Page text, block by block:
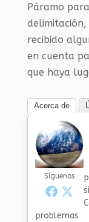
Páramo
recibido
en cuenta
que haya
Acerca de
Síguenos